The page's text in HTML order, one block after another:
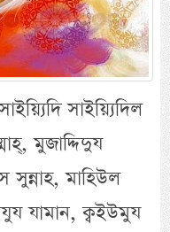
সাইয়্যিদিল
মুজাদ্দিদুয
মাহিউল
যামান, ক্বইউমুয